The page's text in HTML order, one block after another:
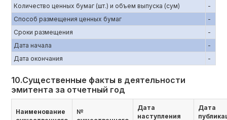
Количество ценных бумаг (шт.) и объем выпуска (сум)
-
Способ размещения ценных бумаг
-
Сроки размещения
-
Дата начала
-
Дата окончания
-
10.Существенные факты в деятельности
эмитента за отчетный год
Наименование
№
Дата
наступления
Дата